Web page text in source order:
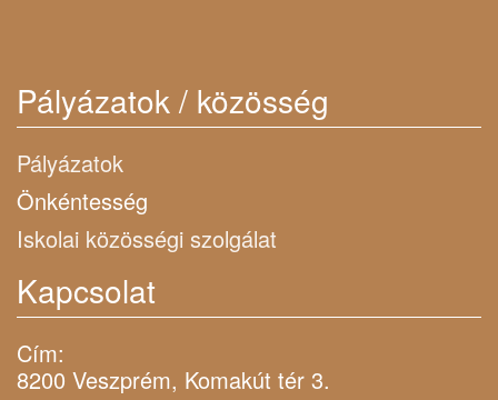
Pályázatok / közösség
Pályázatok
Önkéntesség
Iskolai közösségi szolgálat
Kapcsolat
Cím:
8200 Veszprém, Komakút tér 3.